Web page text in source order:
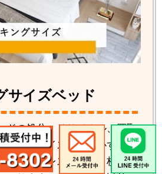
サイズベッド
ドの処分、リサイクル、買取
キングサイズの場合必ずベッ
。マットレスも分割２枚タイ